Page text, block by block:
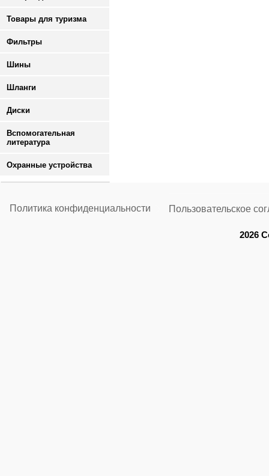
Товары для туризма
Фильтры
Шины
Шланги
Диски
Вспомогательная
литература
Охранные устройства
Политика конфиденциальности Пользовательское
2026